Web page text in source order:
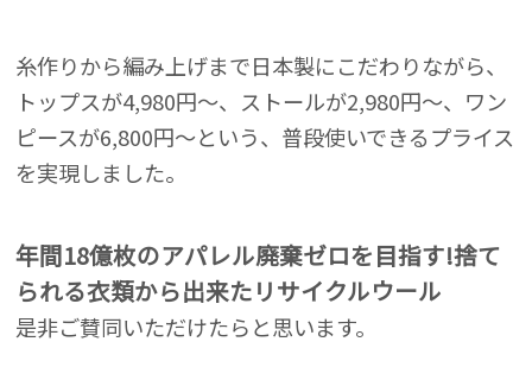
糸作りから編み上げまで日本製にこだわりながら、
トップスが4,980円～、ストールが2,980円～、ワン
ピースが6,800円～という、普段使いできるプライス
を実現しました。
年間18億枚のアパレル廃棄ゼロを目指す!捨て
られる衣類から出来たリサイクルウール
是非ご賛同いただけたらと思います。